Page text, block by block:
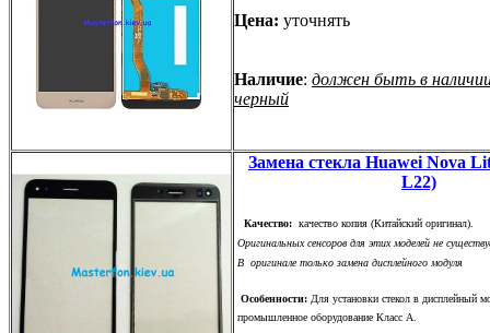
Цена: уточнять
Наличие: должен быть в
черный
Замена стекла Huawei Nova
L22)
Качество: качество копия (Китайский оригинал).
Оригинальных сенсоров для этих моделей не
В оригинале только замена дисплейного модуля
Особенности: Для установки стекол в дисплейный
промышленное оборудование Класс А.